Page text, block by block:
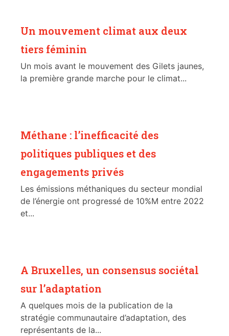
Un mouvement climat aux deux
tiers féminin
Un mois avant le mouvement des Gilets jaunes,
la première grande marche pour le climat...
Méthane : l’inefficacité des
politiques publiques et des
engagements privés
Les émissions méthaniques du secteur mondial
de l’énergie ont progressé de 10%M entre 2022
et...
A Bruxelles, un consensus sociétal
sur l’adaptation
A quelques mois de la publication de la
stratégie communautaire d’adaptation, des
représentants de la...